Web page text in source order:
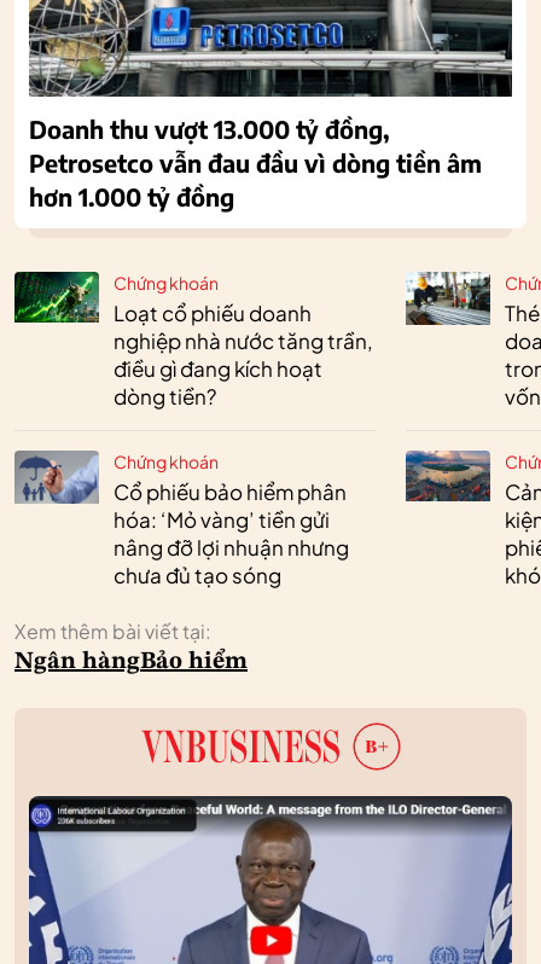
Chứng khoán
Loạt cổ phiếu doanh
nghiệp nhà nước tăng trần,
điều gì đang kích hoạt
dòng tiền?
Chứng khoán
Cổ phiếu bảo hiểm phân
hóa: ‘Mỏ vàng’ tiền gửi
nâng đỡ lợi nhuận nhưng
chưa đủ tạo sóng
vốn
Xem thêm bài viết tại:
Ngân hàngBảo hiểm
Doanh thu vượt 13.000 tỷ đồng,
Petrosetco vẫn đau đầu vì dòng tiền âm
hơn 1.000 tỷ đồng